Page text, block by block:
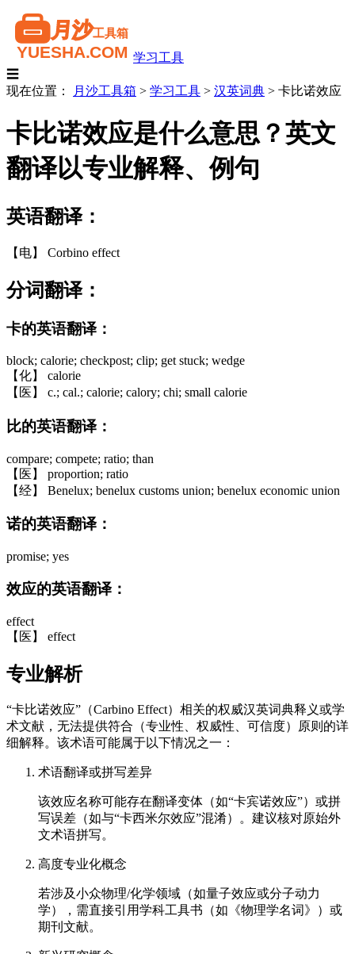
学习工具
☰
现在位置：
月沙工具箱 > 学习工具 > 汉英词典 > 卡比诺效应
卡比诺效应是什么意思？英文
翻译以专业解释、例句
英语翻译：
【电】 Corbino effect
分词翻译：
卡的英语翻译：
block; calorie; checkpost; clip; get stuck; wedge
【化】 calorie
【医】 c.; cal.; calorie; calory; chi; small calorie
比的英语翻译：
compare; compete; ratio; than
【医】 proportion; ratio
【经】 Benelux; benelux customs union; benelux economic union
诺的英语翻译：
promise; yes
效应的英语翻译：
effect
【医】 effect
专业解析
“卡比诺效应”（Carbino Effect）相关的权威汉英词典释义或学
术文献，无法提供符合（专业性、权威性、可信度）原则的详
细解释。该术语可能属于以下情况之一：
术语翻译或拼写差异
该效应名称可能存在翻译变体（如“卡宾诺效应”）或拼
写误差（如与“卡西米尔效应”混淆）。建议核对原始外
文术语拼写。
高度专业化概念
若涉及小众物理/化学领域（如量子效应或分子动力
学），需直接引用学科工具书（如《物理学名词》）或
期刊文献。